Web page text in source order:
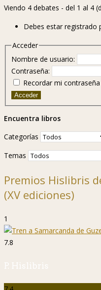
Viendo 4 debates - del 1 al 4
Debes estar registrado
Acceder
Nombre de usuario:
Contraseña:
Recordar mi contraseña
Acceder
Encuentra libros
Categorías
Temas
Premios Hislibris
(XV ediciones)
1
7.8
P. Hislibris